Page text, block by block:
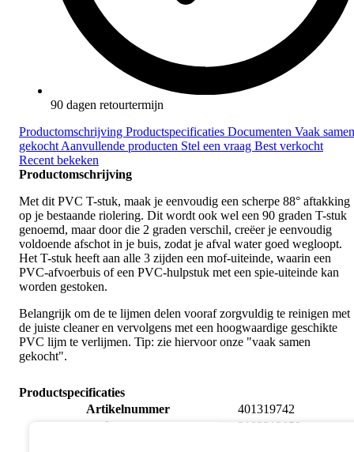
90 dagen retourtermijn
Productomschrijving Productspecificaties Documenten Vaak samen
gekocht Aanvullende producten Stel een vraag Best verkocht
Recent bekeken
Productomschrijving
Met dit PVC T-stuk, maak je eenvoudig een scherpe 88° aftakking
op je bestaande riolering. Dit wordt ook wel een 90 graden T-stuk
genoemd, maar door die 2 graden verschil, creëer je eenvoudig
voldoende afschot in je buis, zodat je afval water goed wegloopt.
Het T-stuk heeft aan alle 3 zijden een mof-uiteinde, waarin een
PVC-afvoerbuis of een PVC-hulpstuk met een spie-uiteinde kan
worden gestoken.
Belangrijk om de te lijmen delen vooraf zorgvuldig te reinigen met
de juiste cleaner en vervolgens met een hoogwaardige geschikte
PVC lijm te verlijmen. Tip: zie hiervoor onze "vaak samen
gekocht".
Productspecificaties
Artikelnummer
401319742
Fabrikantnummer
3102212059